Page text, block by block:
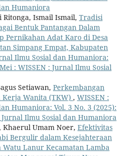
Humaniora
Ismail Ismail, Tradisi
Bentuk Pantangan Dalam
Pernikahan Adat Karo di Desa
Simpang Empat, Kabupaten
Ilmu Sosial dan Humaniora:
: WISSEN : Jurnal Ilmu Sosial
Setiawan, Perkembangan
Kerja Wanita (TKW) , WISSEN :
Humaniora: Vol. 3 No. 3 (2025):
Jurnal Ilmu Sosial dan Humaniora
Umam Noer, Efektivitas
Bergulir dalam Kesejahteraan
Watu Lanur Kecamatan Lamba